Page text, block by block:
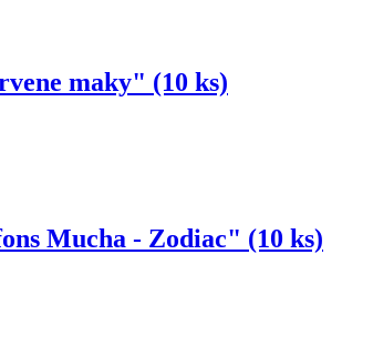
maky" (10 ks)
Mucha - Zodiac" (10 ks)